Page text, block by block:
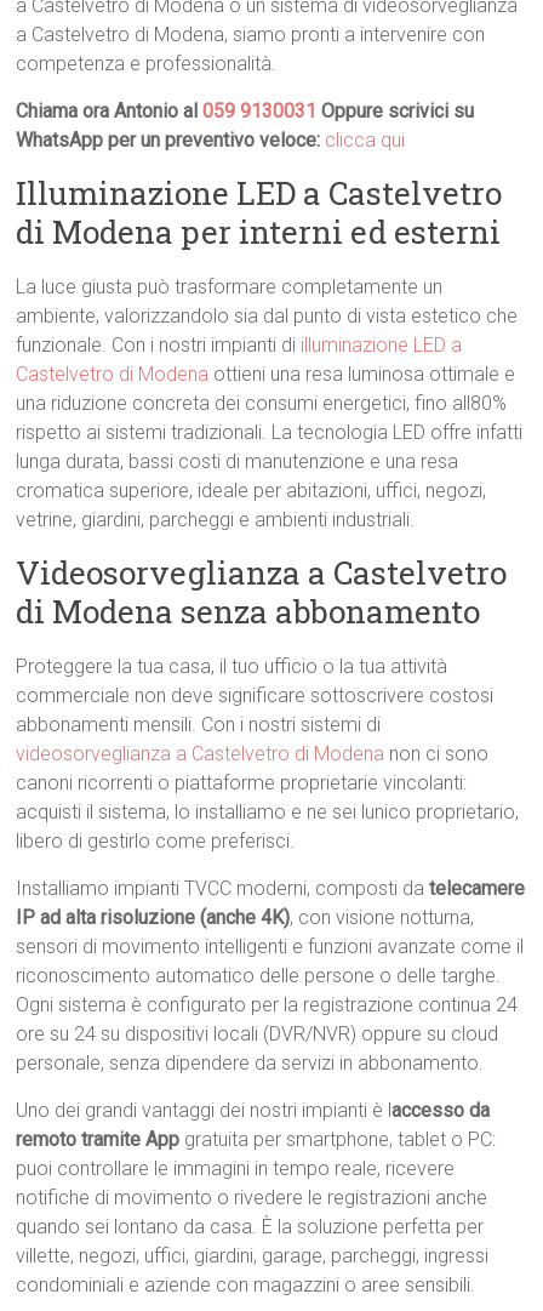
a Castelvetro di Modena o un sistema di videosorveglianza
a Castelvetro di Modena, siamo pronti a intervenire con
competenza e professionalità.
Chiama ora Antonio al059 9130031 Oppure scrivici su
WhatsApp per un preventivo veloce: clicca qui
Illuminazione LED a Castelvetro
di Modena per interni ed esterni
La luce giusta può trasformare completamente un
ambiente, valorizzandolo sia dal punto di vista estetico che
funzionale. Con i nostri impianti di illuminazione LED a
Castelvetro di Modena ottieni una resa luminosa ottimale e
una riduzione concreta dei consumi energetici, fino all80%
rispetto ai sistemi tradizionali. La tecnologia LED offre infatti
lunga durata, bassi costi di manutenzione e una resa
cromatica superiore, ideale per abitazioni, uffici, negozi,
vetrine, giardini, parcheggi e ambienti industriali.
Videosorveglianza a Castelvetro
di Modena senza abbonamento
Proteggere la tua casa, il tuo ufficio o la tua attività
commerciale non deve significare sottoscrivere costosi
abbonamenti mensili. Con i nostri sistemi di
videosorveglianza a Castelvetro di Modena non ci sono
canoni ricorrenti o piattaforme proprietarie vincolanti:
acquisti il sistema, lo installiamo e ne sei lunico proprietario,
libero di gestirlo come preferisci.
Installiamo impianti TVCC moderni, composti datelecamere
IP ad alta risoluzione (anche 4K), con visione notturna,
sensori di movimento intelligenti e funzioni avanzate come il
riconoscimento automatico delle persone o delle targhe.
Ogni sistema è configurato per la registrazione continua 24
ore su 24 su dispositivi locali (DVR/NVR) oppure su cloud
personale, senza dipendere da servizi in abbonamento.
Uno dei grandi vantaggi dei nostri impianti è laccesso da
remoto tramite App gratuita per smartphone, tablet o PC:
puoi controllare le immagini in tempo reale, ricevere
notifiche di movimento o rivedere le registrazioni anche
quando sei lontano da casa. È la soluzione perfetta per
villette, negozi, uffici, giardini, garage, parcheggi, ingressi
condominiali e aziende con magazzini o aree sensibili.